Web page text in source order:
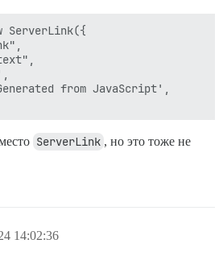
ServerLink({
from JavaScript',
ServerLink , но это тоже не
14:02:36